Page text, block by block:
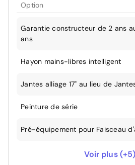
Option
Garantie constructeur de 2 ans
ans
Hayon mains-libres intelligent
Jantes alliage 17" au lieu de
Peinture de série
Pré-équipement pour Faisceau
Projecteurs antibrouillard arrière
Voir plus (+5)